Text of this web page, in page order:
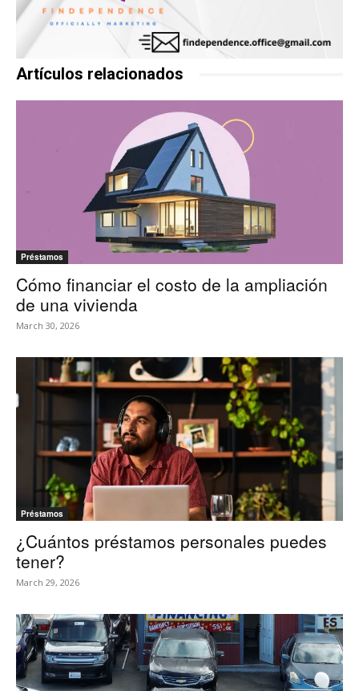
Artículos relacionados
Préstamos
Cómo financiar el costo de la ampliación
de una vivienda
March 30, 2026
Préstamos
¿Cuántos préstamos personales puedes
tener?
March 29, 2026